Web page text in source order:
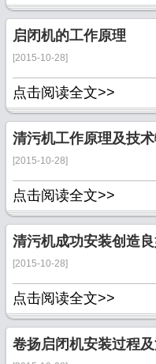
启闭机的工作原理
[2015-10-28]
点击阅读全文>>
清污机工作原理及技
[2015-10-28]
点击阅读全文>>
清污机成功安装创造
[2015-10-28]
点击阅读全文>>
卷扬启闭机安装过程